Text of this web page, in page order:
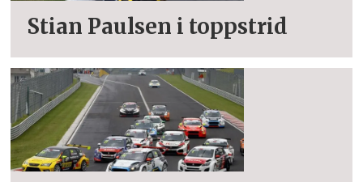
Stian Paulsen i toppstrid